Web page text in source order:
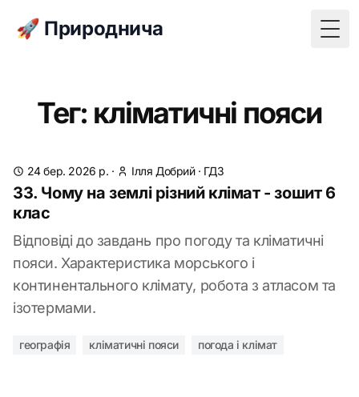
🚀 Природнича
Тег: кліматичні пояси
24 бер. 2026 р. · Ілля Добрий· ГДЗ
33. Чому на землі різний клімат - зошит 6
клас
Відповіді до завдань про погоду та кліматичні
пояси. Характеристика морського і
континентального клімату, робота з атласом та
ізотермами.
географія кліматичні пояси погода і клімат